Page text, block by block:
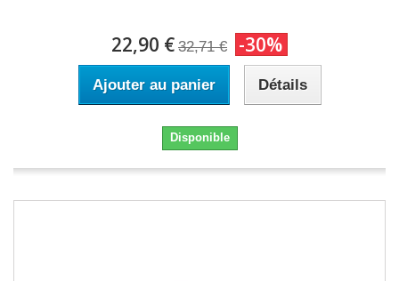
22,90 € 32,71 € -30%
Ajouter au panier Détails
Disponible